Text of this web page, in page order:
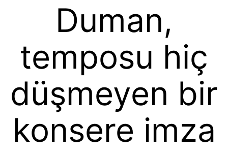
Duman,
temposu hiç
düşmeyen bir
konsere imza